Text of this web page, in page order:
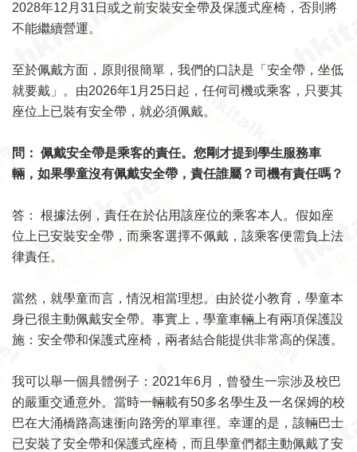
2028年12月31日或之前安裝安全帶及保護式座椅，否則將
不能繼續營運。
至於佩戴方面，原則很簡單，我們的口訣是「安全帶，坐低
就要戴」。由2026年1月25日起，任何司機或乘客，只要其
座位上已裝有安全帶，就必須佩戴。
問： 佩戴安全帶是乘客的責任。您剛才提到學生服務車
輛，如果學童沒有佩戴安全帶，責任誰屬？司機有責任嗎？
答： 根據法例，責任在於佔用該座位的乘客本人。假如座
位上已安裝安全帶，而乘客選擇不佩戴，該乘客便需負上法
律責任。
當然，就學童而言，情況相當理想。由於從小教育，學童本
身已很主動佩戴安全帶。事實上，學童車輛上有兩項保護設
施：安全帶和保護式座椅，兩者結合能提供非常高的保護。
我可以舉一個具體例子：2021年6月，曾發生一宗涉及校巴
的嚴重交通意外。當時一輛載有50多名學生及一名保姆的校
巴在大涌橋路高速衝向路旁的單車徑。幸運的是，該輛巴士
已安裝了安全帶和保護式座椅，而且學童們都主動佩戴了安